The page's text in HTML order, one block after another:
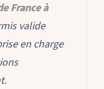
France à
valide
en charge